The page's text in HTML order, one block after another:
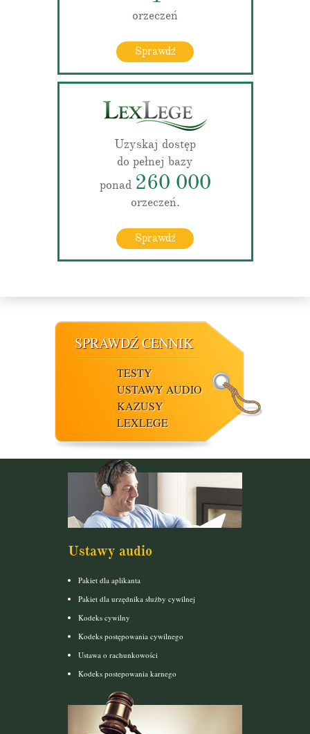
orzeczeń
Sprawdź
Uzyskaj dostęp
do pełnej bazy
ponad 260 000
orzeczeń.
Sprawdź
SPRAWDŹ CENNIK
TESTY
USTAWY AUDIO
KAZUSY
LEXLEGE
Ustawy audio
Pakiet dla aplikanta
Pakiet dla urzędnika służby cywilnej
Kodeks cywilny
Kodeks postępowania cywilnego
Ustawa o rachunkowości
Kodeks postepowania karnego